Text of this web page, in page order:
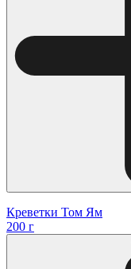
Креветки Том Ям
200 г